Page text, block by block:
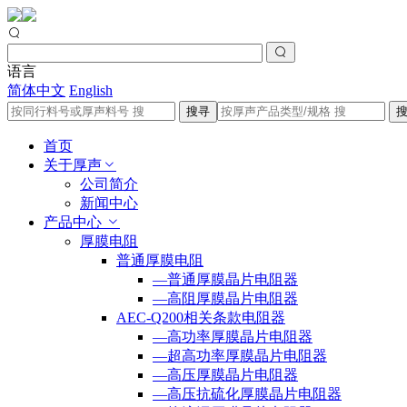
语言
简体中文 English
搜寻
首页
关于厚声
公司简介
新闻中心
产品中心
厚膜电阻
普通厚膜电阻
—普通厚膜晶片电阻器
—高阻厚膜晶片电阻器
AEC-Q200相关条款电阻器
—高功率厚膜晶片电阻器
—超高功率厚膜晶片电阻器
—高压厚膜晶片电阻器
—高压抗硫化厚膜晶片电阻器